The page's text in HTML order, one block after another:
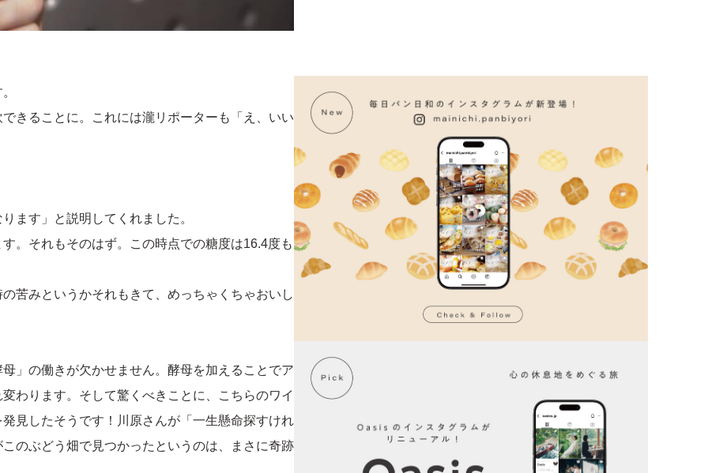
きることに。これには瀧リポーターも「え、いい
ます」と説明してくれました。
。それもそのはず。この時点での糖度は16.4度も
苦みというかそれもきて、めっちゃくちゃおいし
」の働きが欠かせません。酵母を加えることでア
わります。そして驚くべきことに、こちらのワイ
見したそうです！川原さんが「一生懸命探すけれ
のぶどう畑で見つかったというのは、まさに奇跡